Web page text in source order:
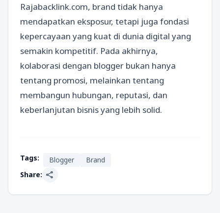
Rajabacklink.com, brand tidak hanya
mendapatkan eksposur, tetapi juga fondasi
kepercayaan yang kuat di dunia digital yang
semakin kompetitif. Pada akhirnya,
kolaborasi dengan blogger bukan hanya
tentang promosi, melainkan tentang
membangun hubungan, reputasi, dan
keberlanjutan bisnis yang lebih solid.
Tags: Blogger
Brand
Share: share